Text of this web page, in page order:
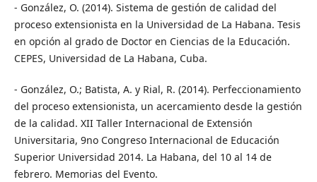
- González, O. (2014). Sistema de gestión de calidad del
proceso extensionista en la Universidad de La Habana. Tesis
en opción al grado de Doctor en Ciencias de la Educación.
CEPES, Universidad de La Habana, Cuba.
- González, O.; Batista, A. y Rial, R. (2014). Perfeccionamiento
del proceso extensionista, un acercamiento desde la gestión
de la calidad. XII Taller Internacional de Extensión
Universitaria, 9no Congreso Internacional de Educación
Superior Universidad 2014. La Habana, del 10 al 14 de
febrero. Memorias del Evento.